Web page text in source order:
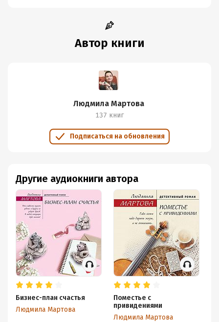
Автор книги
Людмила Мартова
137 книг
Подписаться на обновления
Другие аудиокниги автора
Бизнес-план счастья
Людмила Мартова
Поместье с
привидениями
Людмила Мартова